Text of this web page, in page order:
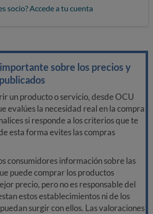
socio? Accede a tu cuenta
sobre los precios y
un producto o servicio, desde OCU
evalúes la necesidad real en la compra
si responde a los criterios que te
esta forma evites las compras
consumidores información sobre las
puede comprar los productos
precio, pero no es responsable del
estos establecimientos ni de los
surgir con ellos. Las valoraciones